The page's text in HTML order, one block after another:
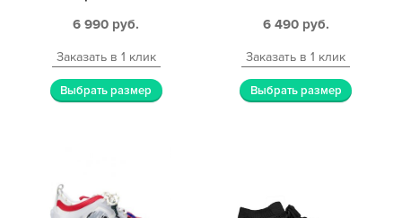
6 990 руб.
Заказать в 1 клик
Выбрать размер
6 490 руб.
Заказать в 1 клик
Выбрать размер